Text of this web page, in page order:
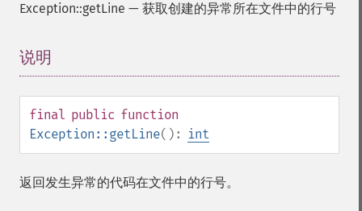
Exception::getLine — 获取创建的异常所在文件中的行号
说明
final public function
Exception::getLine(): int
返回发生异常的代码在文件中的行号。